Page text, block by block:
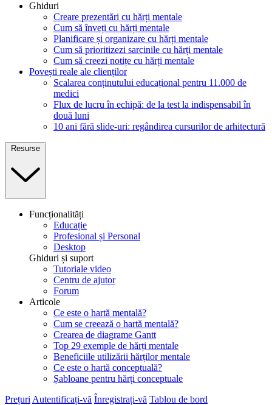
Ghiduri
Creare prezentări cu hărți mentale
Cum să înveți cu hărți mentale
Planificare și organizare cu hărți mentale
Cum să prioritizezi sarcinile cu hărți mentale
Cum să creezi notițe cu hărți mentale
Povești reale ale clienților
Scalarea conținutului educațional pentru 11.000 de
medici
Flux de lucru în echipă: de la test la indispensabil în
două luni
10 ani fără slide-uri: regândirea cursurilor de arhitectură
Resurse
Funcționalități
Educație
Profesional și Personal
Desktop
Ghiduri și suport
Tutoriale video
Centru de ajutor
Forum
Articole
Ce este o hartă mentală?
Cum se creează o hartă mentală?
Crearea de diagrame Gantt
Top 29 exemple de hărți mentale
Beneficiile utilizării hărților mentale
Ce este o hartă conceptuală?
Șabloane pentru hărți conceptuale
Prețuri Autentificați-vă Înregistrați-vă Tablou de bord